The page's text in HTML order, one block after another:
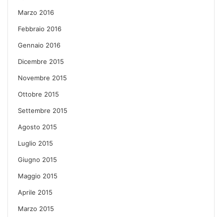
Marzo 2016
Febbraio 2016
Gennaio 2016
Dicembre 2015
Novembre 2015
Ottobre 2015
Settembre 2015
Agosto 2015
Luglio 2015
Giugno 2015
Maggio 2015
Aprile 2015
Marzo 2015